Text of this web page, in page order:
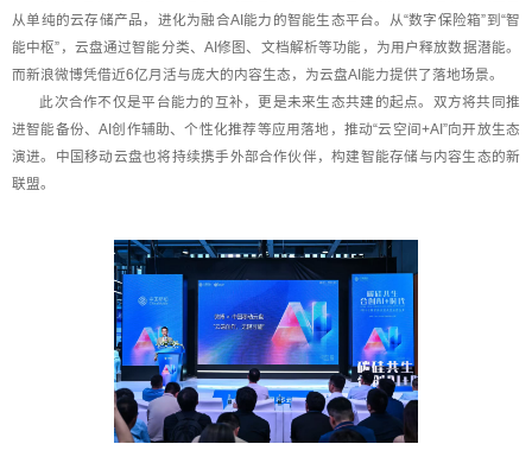
从单纯的云存储产品，进化为融合AI能力的智能生态平台。从“数字保险箱”到“智
能中枢”，云盘通过智能分类、AI修图、文档解析等功能，为用户释放数据潜能。
而新浪微博凭借近6亿月活与庞大的内容生态，为云盘AI能力提供了落地场景。
此次合作不仅是平台能力的互补，更是未来生态共建的起点。双方将共同推
进智能备份、AI创作辅助、个性化推荐等应用落地，推动“云空间+AI”向开放生态
演进。中国移动云盘也将持续携手外部合作伙伴，构建智能存储与内容生态的新
联盟。